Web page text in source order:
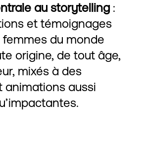
au storytelling :
et témoignages
du monde
origine, de tout âge,
mixés à des
animations aussi